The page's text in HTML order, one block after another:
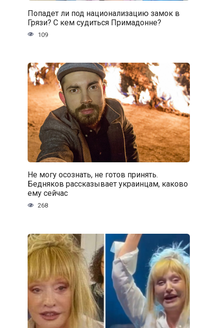
Попадет ли под национализацию замок в
Грязи? С кем судиться Примадонне?
109
Не могу осознать, не готов принять.
Бедняков рассказывает украинцам, каково
ему сейчас
268